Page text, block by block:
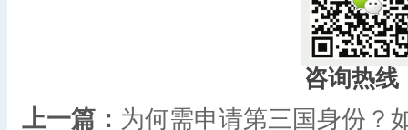
咨询热线
上一篇： 为何需申请第三国身份？